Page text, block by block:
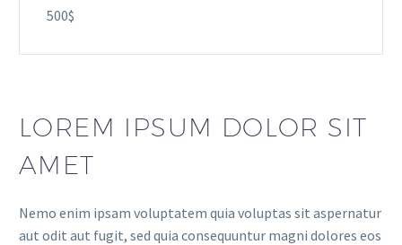
500$
LOREM IPSUM DOLOR SIT
AMET
Nemo enim ipsam voluptatem quia voluptas sit aspernatur
aut odit aut fugit, sed quia consequuntur magni dolores eos